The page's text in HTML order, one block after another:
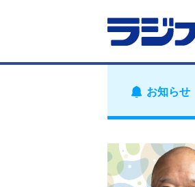
お知らせ